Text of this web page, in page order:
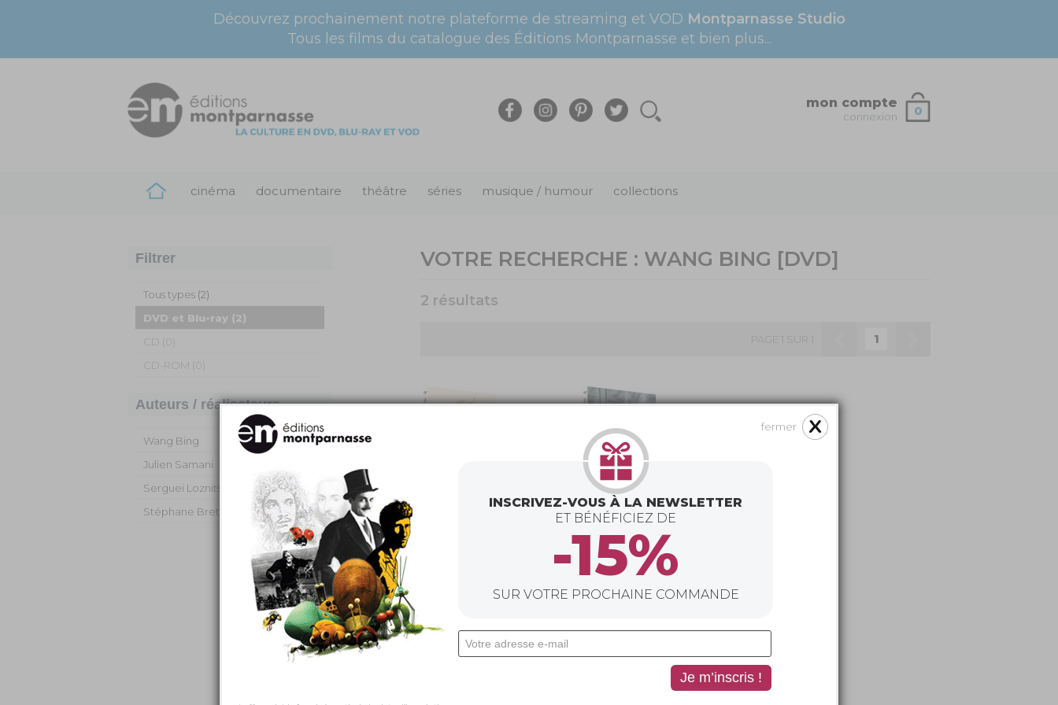
Découvrez prochainement notre plateforme de streaming et VOD Montparnasse Studio
Tous les films du catalogue des Éditions Montparnasse et bien plus...
0
mon compte
connexion
cinéma documentaire théâtre séries musique / humour collections
Filtrer
Tous types (2)
DVD et Blu-ray (2)
CD (0)
CD-ROM (0)
Auteurs / réalisateurs
Wang Bing
Julien Samani
Serguei Loznitsa
Stéphane Breton
VOTRE RECHERCHE : WANG BING [DVD]
2 résultats
PAGE 1 SUR 1 1
DVD
L’Usage du Monde
vol. 2
de Stéphane Breton
fermer
INSCRIVEZ-VOUS À LA NEWSLETTER
ET BÉNÉFICIEZ DE
-15%
SUR VOTRE PROCHAINE COMMANDE